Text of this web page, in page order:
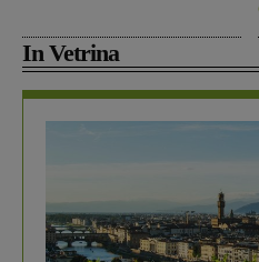
In Vetrina